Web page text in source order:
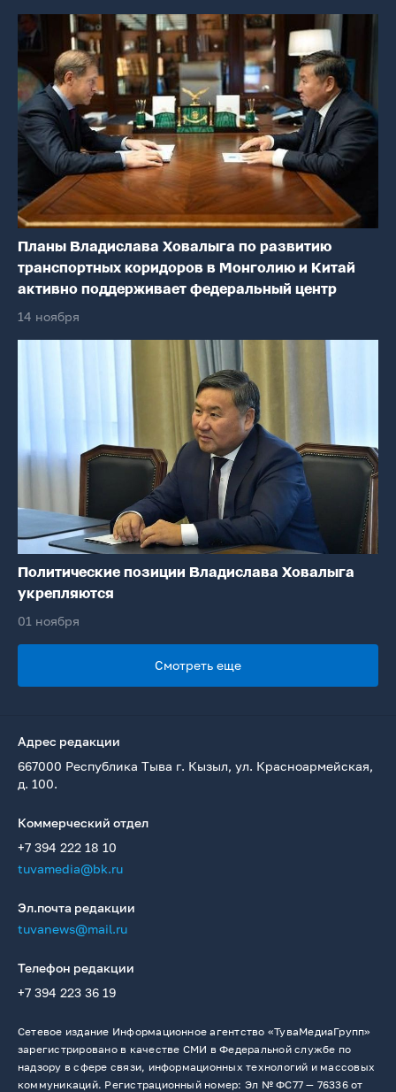
Планы Владислава Ховалыга по развитию
транспортных коридоров в Монголию и Китай
активно поддерживает федеральный центр
14 ноября
Политические позиции Владислава Ховалыга
укрепляются
01 ноября
Смотреть еще
Адрес редакции
667000 Республика Тыва г. Кызыл, ул. Красноармейская,
д. 100.
Коммерческий отдел
+7 394 222 18 10
tuvamedia@bk.ru
Эл.почта редакции
tuvanews@mail.ru
Телефон редакции
+7 394 223 36 19
Сетевое издание Информационное агентство «ТуваМедиаГрупп»
зарегистрировано в качестве СМИ в Федеральной службе по
надзору в сфере связи, информационных технологий и массовых
коммуникаций. Регистрационный номер: Эл № ФС77 — 76336 от